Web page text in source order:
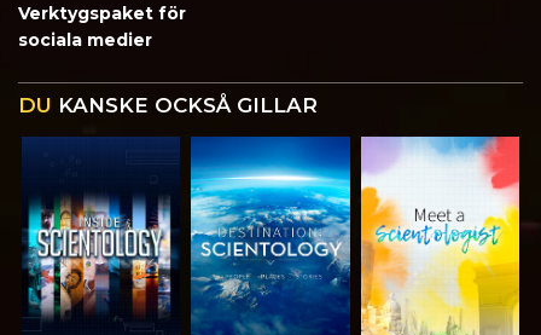
Verktygspaket för
sociala medier
DU KANSKE OCKSÅ GILLAR